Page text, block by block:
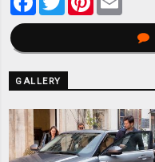
GALLERY